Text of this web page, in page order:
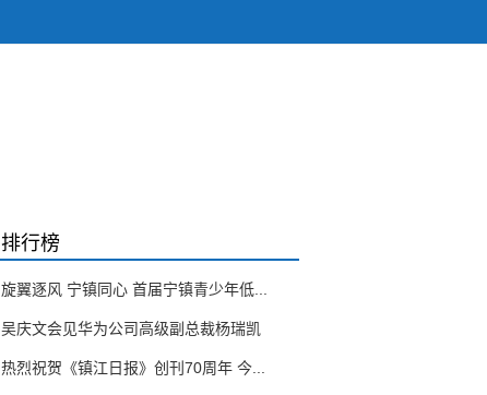
排行榜
旋翼逐风 宁镇同心 首届宁镇青少年低...
吴庆文会见华为公司高级副总裁杨瑞凯
热烈祝贺《镇江日报》创刊70周年 今...